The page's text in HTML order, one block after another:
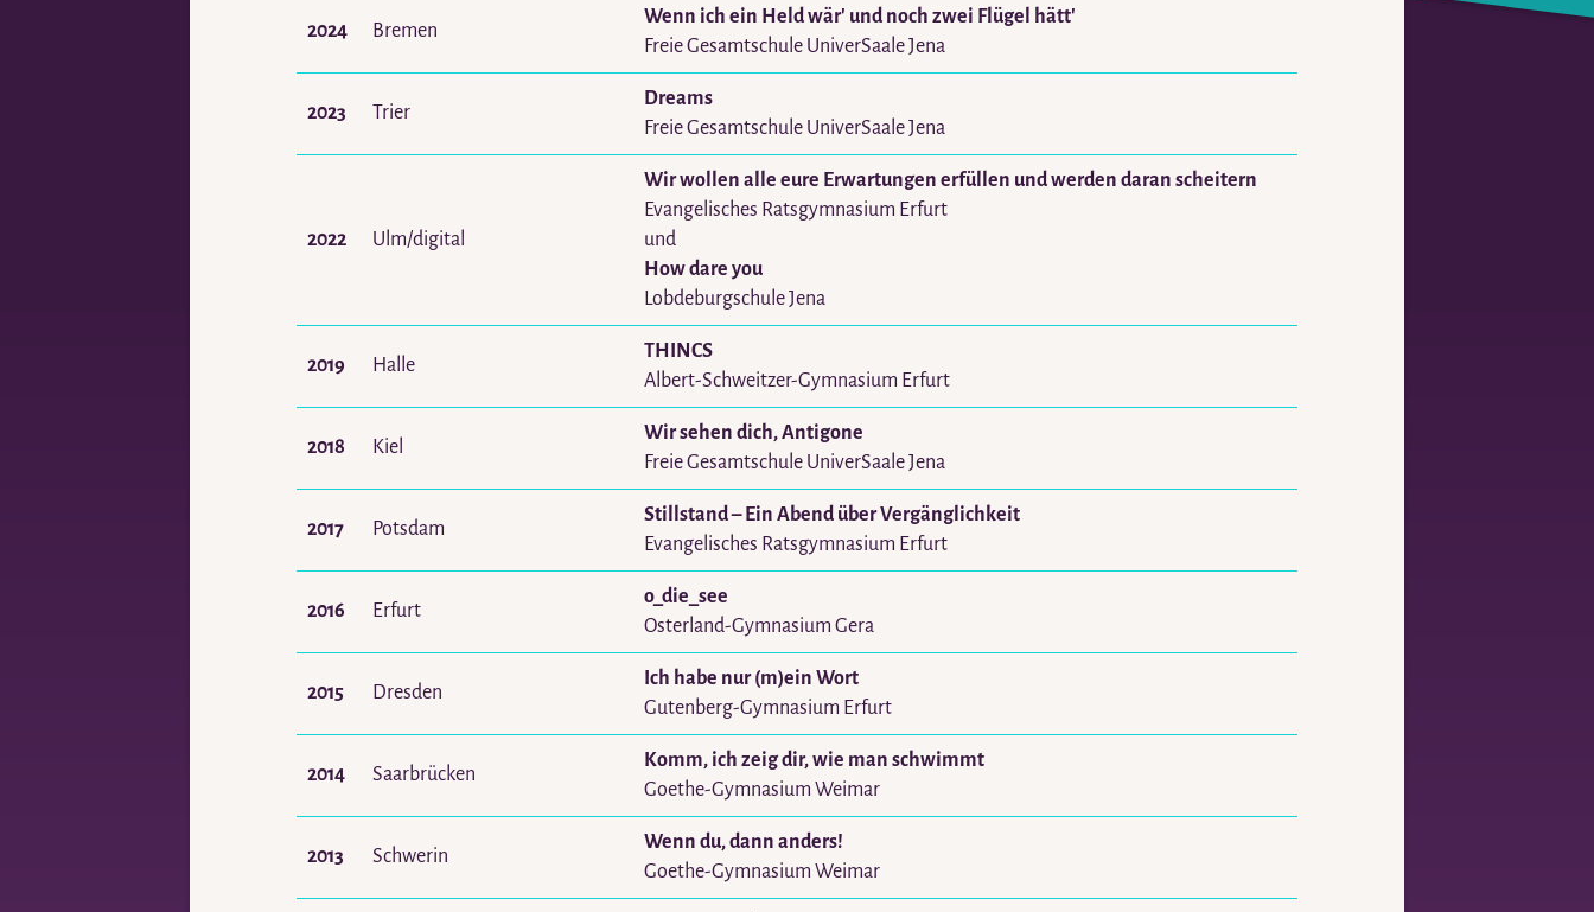
2024 Bremen
Wenn ich ein Held wär' und noch zwei Flügel hätt'
Freie Gesamtschule UniverSaale Jena
2023 Trier
Dreams
Freie Gesamtschule UniverSaale Jena
2022 Ulm/digital
Wir wollen alle eure Erwartungen erfüllen und werden daran scheitern
Evangelisches Ratsgymnasium Erfurt
und
How dare you
Lobdeburgschule Jena
2019 Halle
THINCS
Albert-Schweitzer-Gymnasium Erfurt
2018 Kiel
Wir sehen dich, Antigone
Freie Gesamtschule UniverSaale Jena
2017 Potsdam
Stillstand – Ein Abend über Vergänglichkeit
Evangelisches Ratsgymnasium Erfurt
2016 Erfurt
o_die_see
Osterland-Gymnasium Gera
2015 Dresden
Ich habe nur (m)ein Wort
Gutenberg-Gymnasium Erfurt
2014 Saarbrücken
Komm, ich zeig dir, wie man schwimmt
Goethe-Gymnasium Weimar
2013 Schwerin
Wenn du, dann anders!
Goethe-Gymnasium Weimar